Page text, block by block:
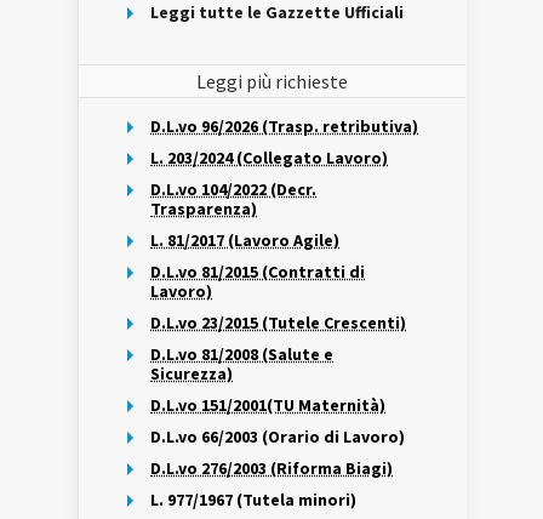
Leggi tutte le Gazzette Ufficiali
Leggi più richieste
D.L.vo 96/2026 (Trasp. retributiva)
L. 203/2024 (Collegato Lavoro)
D.L.vo 104/2022 (Decr.
Trasparenza)
L. 81/2017 (Lavoro Agile)
D.L.vo 81/2015 (Contratti di
Lavoro)
D.L.vo 23/2015 (Tutele Crescenti)
D.L.vo 81/2008 (Salute e
Sicurezza)
D.L.vo 151/2001(TU Maternità)
D.L.vo 66/2003 (Orario di Lavoro)
D.L.vo 276/2003 (Riforma Biagi)
L. 977/1967 (Tutela minori)